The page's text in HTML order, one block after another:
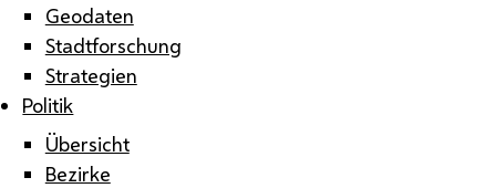
Geodaten
Stadtforschung
Strategien
Politik
Übersicht
Bezirke